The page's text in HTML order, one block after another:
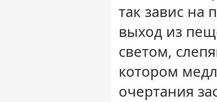
так завис на
выход из
светом,
котором
очертания